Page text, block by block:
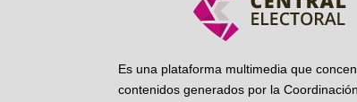
Es una plataforma multimedia que
contenidos generados por la